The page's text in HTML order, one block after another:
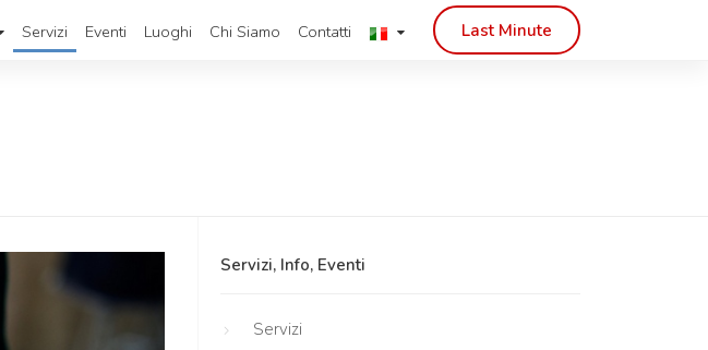
Servizi Eventi Luoghi Chi Siamo Contatti Last Minute
Servizi, Info, Eventi
Servizi